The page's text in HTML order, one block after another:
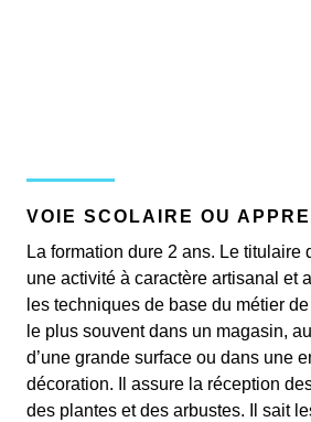
VOIE SCOLAIRE OU
La formation dure 2 ans. Le titulaire
une activité à caractère artisanal et
les techniques de base du métier
le plus souvent dans un magasin,
d’une grande surface ou dans une
décoration. Il assure la réception
des plantes et des arbustes. Il sait